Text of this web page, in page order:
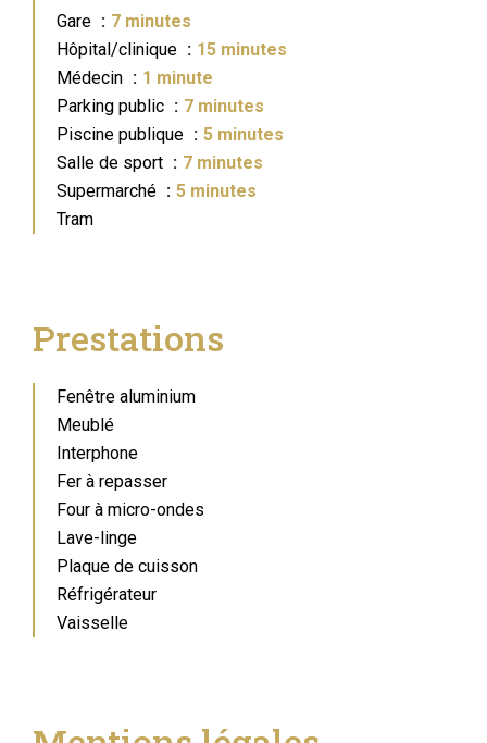
Gare
7 minutes
Hôpital/clinique
15 minutes
Médecin
1 minute
Parking public
7 minutes
Piscine publique
5 minutes
Salle de sport
7 minutes
Supermarché
5 minutes
Tram
Prestations
Fenêtre aluminium
Meublé
Interphone
Fer à repasser
Four à micro-ondes
Lave-linge
Plaque de cuisson
Réfrigérateur
Vaisselle